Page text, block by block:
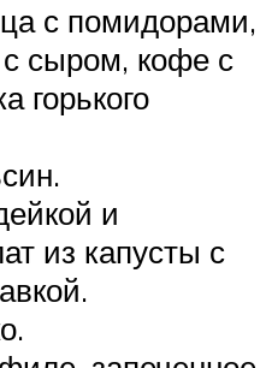
с помидорами,
сыром, кофе с
горького
и
из капусты с